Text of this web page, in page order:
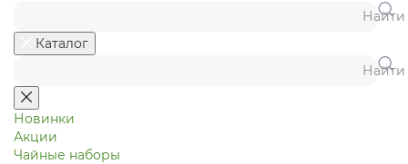
Найти
Каталог
Найти
Новинки
Акции
Чайные наборы